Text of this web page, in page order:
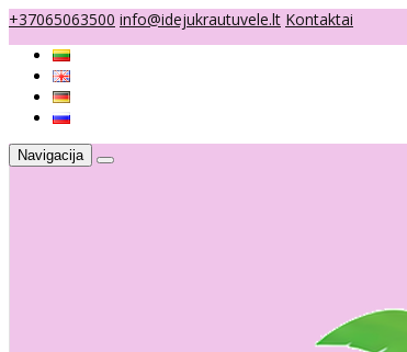
+37065063500 info@idejukrautuvele.lt Kontaktai
Navigacija